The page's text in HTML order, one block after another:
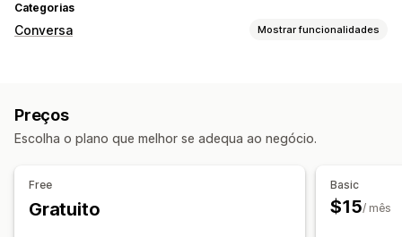
Categorias
Conversa Mostrar funcionalidades
Respostas automatizadas
Preços
Escolha o plano que melhor se adequa ao negócio.
Free
Gratuito
Basic
$15/ mês